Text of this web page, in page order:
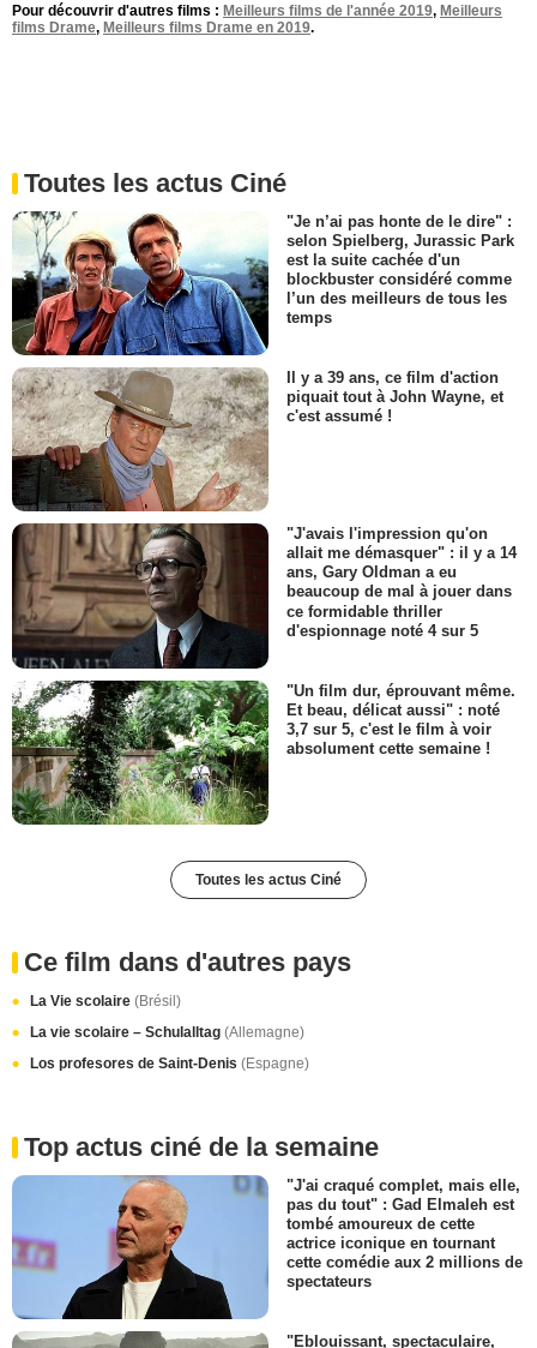
Pour découvrir d'autres films : Meilleurs films de l'année 2019, Meilleurs
films Drame, Meilleurs films Drame en 2019.
Toutes les actus Ciné
"Je n’ai pas honte de le dire" :
selon Spielberg, Jurassic Park
est la suite cachée d'un
blockbuster considéré comme
l’un des meilleurs de tous les
temps
Il y a 39 ans, ce film d'action
piquait tout à John Wayne, et
c'est assumé !
"J'avais l'impression qu'on
allait me démasquer" : il y a 14
ans, Gary Oldman a eu
beaucoup de mal à jouer dans
ce formidable thriller
d'espionnage noté 4 sur 5
"Un film dur, éprouvant même.
Et beau, délicat aussi" : noté
3,7 sur 5, c'est le film à voir
absolument cette semaine !
Toutes les actus Ciné
Ce film dans d'autres pays
La Vie scolaire (Brésil)
La vie scolaire – Schulalltag (Allemagne)
Los profesores de Saint-Denis (Espagne)
Top actus ciné de la semaine
"J'ai craqué complet, mais elle,
pas du tout" : Gad Elmaleh est
tombé amoureux de cette
actrice iconique en tournant
cette comédie aux 2 millions de
spectateurs
"Eblouissant, spectaculaire,